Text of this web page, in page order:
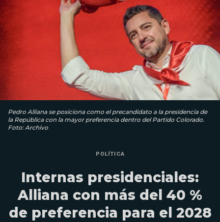
Pedro Alliana se posiciona como el precandidato a la presidencia de
la República con la mayor preferencia dentro del Partido Colorado.
Foto: Archivo
POLÍTICA
Internas presidenciales:
Alliana con más del 40 %
de preferencia para el 2028